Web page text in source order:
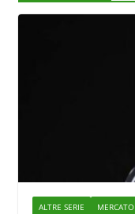
ALTRE SERIE MERCATO